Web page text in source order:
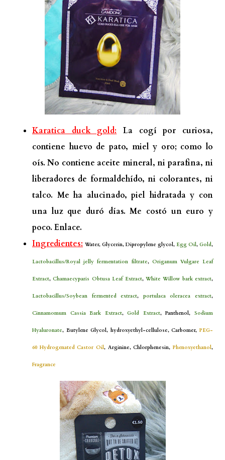
Karatica duck gold: La cogí por curiosa,
contiene huevo de pato, miel y oro; como lo
oís. No contiene aceite mineral, ni parafina, ni
liberadores de formaldehído, ni colorantes, ni
talco. Me ha alucinado, piel hidratada y con
una luz que duró días. Me costó un euro y
poco. Enlace.
Ingredientes: Water, Glycerin, Dipropylene glycol, Egg Oil, Gold,
Lactobacillus/Royal jelly fermentation filtrate, Origanum Vulgare Leaf
Extract, Chamaecyparis Obtusa Leaf Extract, White Willow bark extract,
Lactobacillus/Soybean fermented extract, portulaca oleracea extract,
Cinnamomum Cassia Bark Extract,Gold Extract, Panthenol,Sodium
Hyaluronate, Butylene Glycol, hydroxyethyl-cellulose, Carbomer,PEG-
60 Hydrogenated Castor Oil, Arginine, Chlorphenesin,Phenoxyethanol,
Fragrance